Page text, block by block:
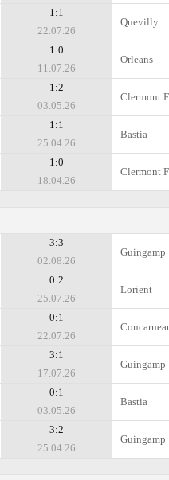
1:1
22.07.26
Quevilly
1:0
11.07.26
Orleans
1:2
03.05.26
Clermont
1:1
25.04.26
Bastia
1:0
18.04.26
Clermont
3:3
02.08.26
Guingamp
0:2
25.07.26
Lorient
0:1
22.07.26
3:1
17.07.26
Guingamp
0:1
03.05.26
Bastia
3:2
25.04.26
Guingamp